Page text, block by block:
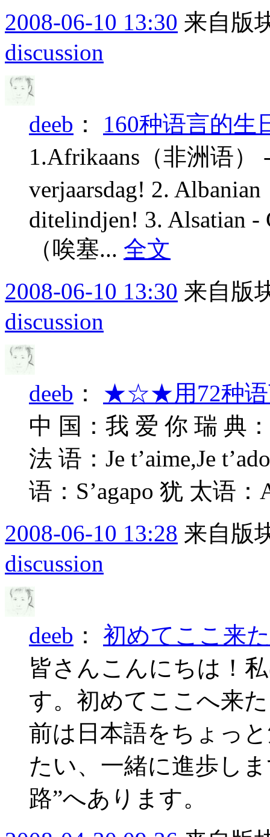
2008-06-10 13:30 来自版
discussion
deeb ： 160种语言的生
1.Afrikaans（非洲语）
verjaarsdag! 2.
ditelindjen! 3. Alsatian -
（唉塞... 全文
2008-06-10 13:30 来自版
discussion
deeb ： ★☆★用72种
中 国：我 爱 你 瑞 典
法 语：Je t’aime,Je
语：S’agapo 犹 太语
2008-06-10 13:28 来自版
discussion
deeb ： 初めてここ来
皆さんこんにちは！
す。初めてここへ来
前は日本語をちょっ
たい、一緒に進歩し
路”へあります。